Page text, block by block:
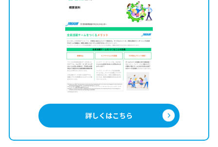
詳しくはこちら